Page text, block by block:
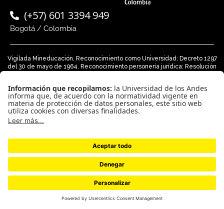
(+57) 601 3394 949
Bogotá / Colombia
Vigilada Mineducación. Reconocimiento como Universidad: Decreto 1297
del 30 de mayo de 1964. Reconocimiento personería jurídica: Resolución